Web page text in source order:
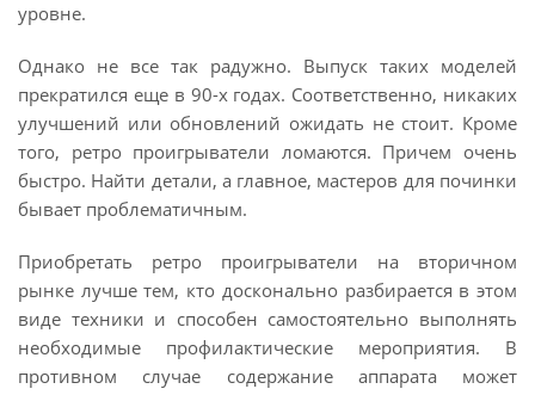
уровне.
Однако не все так радужно. Выпуск таких моделей
прекратился еще в 90-х годах. Соответственно, никаких
улучшений или обновлений ожидать не стоит. Кроме
того, ретро проигрыватели ломаются. Причем очень
быстро. Найти детали, а главное, мастеров для починки
бывает проблематичным.
Приобретать ретро проигрыватели на вторичном
рынке лучше тем, кто досконально разбирается в этом
виде техники и способен самостоятельно выполнять
необходимые профилактические мероприятия. В
противном случае содержание аппарата может